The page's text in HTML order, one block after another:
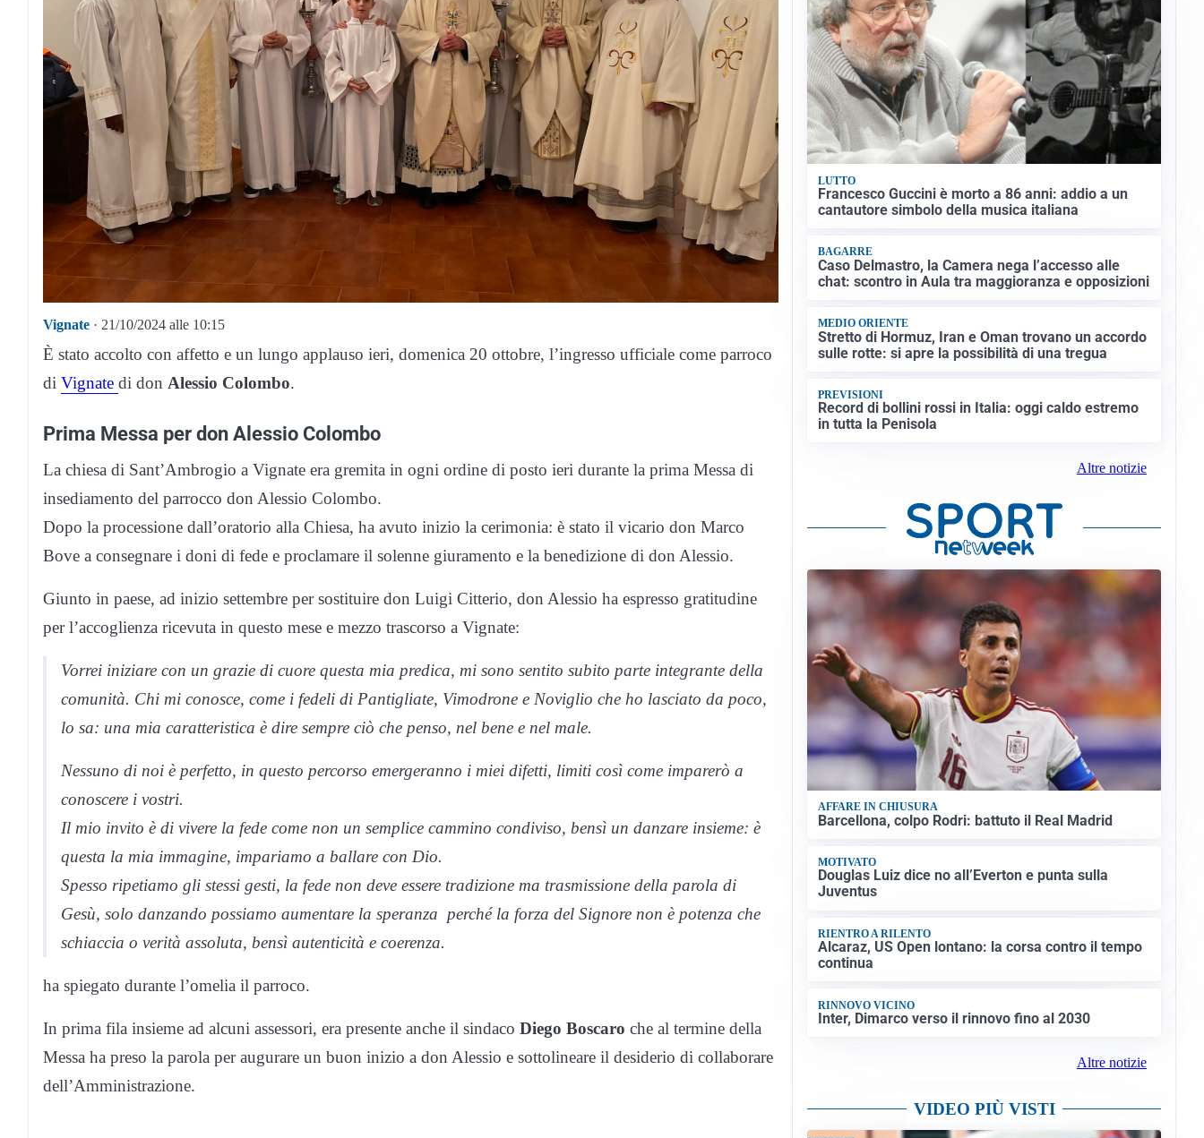
Vignate · 21/10/2024 alle 10:15
È stato accolto con affetto e un lungo applauso ieri, domenica 20 ottobre, l’ingresso ufficiale come parroco
di Vignate di don Alessio Colombo.
Prima Messa per don Alessio Colombo
La chiesa di Sant’Ambrogio a Vignate era gremita in ogni ordine di posto ieri durante la prima Messa di
insediamento del parrocco don Alessio Colombo.
Dopo la processione dall’oratorio alla Chiesa, ha avuto inizio la cerimonia: è stato il vicario don Marco
Bove a consegnare i doni di fede e proclamare il solenne giuramento e la benedizione di don Alessio.
Giunto in paese, ad inizio settembre per sostituire don Luigi Citterio, don Alessio ha espresso gratitudine
per l’accoglienza ricevuta in questo mese e mezzo trascorso a Vignate:
Vorrei iniziare con un grazie di cuore questa mia predica, mi sono sentito subito parte integrante della
comunità. Chi mi conosce, come i fedeli di Pantigliate, Vimodrone e Noviglio che ho lasciato da poco,
lo sa: una mia caratteristica è dire sempre ciò che penso, nel bene e nel male.
Nessuno di noi è perfetto, in questo percorso emergeranno i miei difetti, limiti così come imparerò a
conoscere i vostri.
Il mio invito è di vivere la fede come non un semplice cammino condiviso, bensì un danzare insieme: è
questa la mia immagine, impariamo a ballare con Dio.
Spesso ripetiamo gli stessi gesti, la fede non deve essere tradizione ma trasmissione della parola di
Gesù, solo danzando possiamo aumentare la speranza perché la forza del Signore non è potenza che
schiaccia o verità assoluta, bensì autenticità e coerenza.
ha spiegato durante l’omelia il parroco.
In prima fila insieme ad alcuni assessori, era presente anche il sindaco Diego Boscaro che al termine della
Messa ha preso la parola per augurare un buon inizio a don Alessio e sottolineare il desiderio di collaborare
dell’Amministrazione.
LUTTO
Francesco Guccini è morto a 86 anni: addio a un
cantautore simbolo della musica italiana
BAGARRE
Caso Delmastro, la Camera nega l’accesso alle
chat: scontro in Aula tra maggioranza e opposizioni
MEDIO ORIENTE
Stretto di Hormuz, Iran e Oman trovano un accordo
sulle rotte: si apre la possibilità di una tregua
PREVISIONI
Record di bollini rossi in Italia: oggi caldo estremo
in tutta la Penisola
Altre notizie
AFFARE IN CHIUSURA
Barcellona, colpo Rodri: battuto il Real Madrid
MOTIVATO
Douglas Luiz dice no all’Everton e punta sulla
Juventus
RIENTRO A RILENTO
Alcaraz, US Open lontano: la corsa contro il tempo
continua
RINNOVO VICINO
Inter, Dimarco verso il rinnovo fino al 2030
Altre notizie
VIDEO PIÙ VISTI